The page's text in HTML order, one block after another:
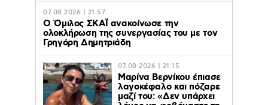
07.08.2026 | 21:57
Ο Όμιλος ΣΚΑΪ ανακοίνωσε την
ολοκλήρωση της συνεργασίας του με τον
Γρηγόρη Δημητριάδη
07.08.2026 | 21:15
Μαρίνα Βερνίκου έπιασε
λαγοκέφαλο και πόζαρε
μαζί του: «Δεν υπάρχει